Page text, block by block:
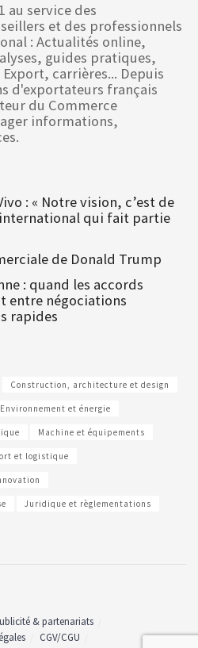
au service des
et des professionnels
: Actualités online,
guides pratiques,
carrières... Depuis
d'exportateurs français
du Commerce
informations,
: « Notre vision, c’est de
qui fait partie
de Donald Trump
: quand les accords
entre négociations
rapides
Construction, architecture et design
Environnement et énergie
Machine et équipements
et logistique
Juridique et règlementations
& partenariats
CGV/CGU